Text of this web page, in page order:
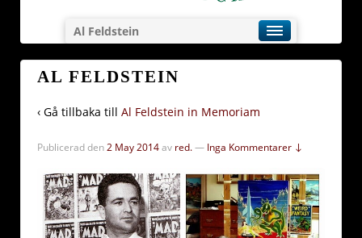
Al Feldstein
AL FELDSTEIN
‹ Gå tillbaka till Al Feldstein in Memoriam
Publicerad den2 May 2014av red.— Inga Kommentarer ↓